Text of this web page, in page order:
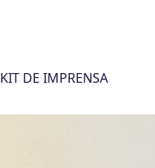
KIT DE IMPRENSA